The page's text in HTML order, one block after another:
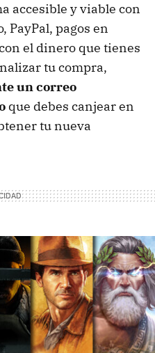
accesible y viable con
PayPal, pagos en
el dinero que tienes
tu compra,
un correo
que debes canjear en
tu nueva